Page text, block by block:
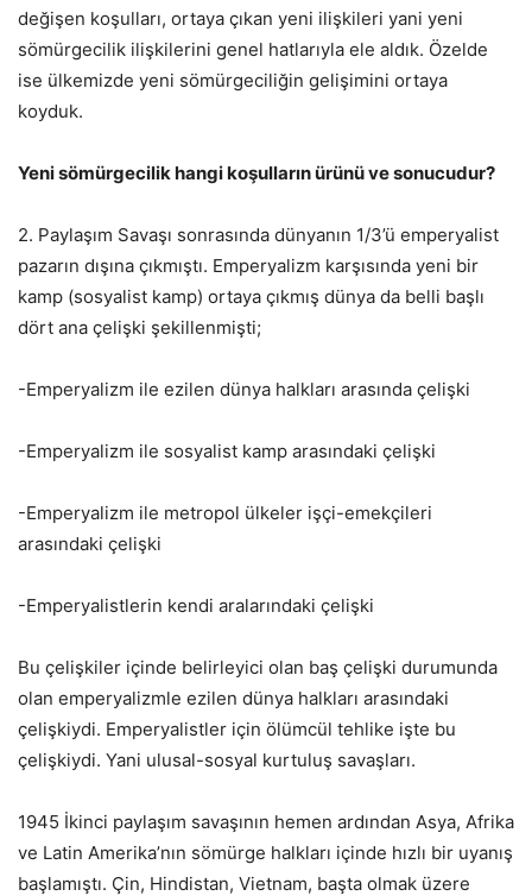
değişen koşulları, ortaya çıkan yeni ilişkileri yani yeni
sömürgecilik ilişkilerini genel hatlarıyla ele aldık. Özelde
ise ülkemizde yeni sömürgeciliğin gelişimini ortaya
koyduk.
Yeni sömürgecilik hangi koşulların ürünü ve sonucudur?
2. Paylaşım Savaşı sonrasında dünyanın 1/3’ü emperyalist
pazarın dışına çıkmıştı. Emperyalizm karşısında yeni bir
kamp (sosyalist kamp) ortaya çıkmış dünya da belli başlı
dört ana çelişki şekillenmişti;
-Emperyalizm ile ezilen dünya halkları arasında çelişki
-Emperyalizm ile sosyalist kamp arasındaki çelişki
-Emperyalizm ile metropol ülkeler işçi-emekçileri
arasındaki çelişki
-Emperyalistlerin kendi aralarındaki çelişki
Bu çelişkiler içinde belirleyici olan baş çelişki durumunda
olan emperyalizmle ezilen dünya halkları arasındaki
çelişkiydi. Emperyalistler için ölümcül tehlike işte bu
çelişkiydi. Yani ulusal-sosyal kurtuluş savaşları.
1945 İkinci paylaşım savaşının hemen ardından Asya, Afrika
ve Latin Amerika’nın sömürge halkları içinde hızlı bir uyanış
başlamıştı. Çin, Hindistan, Vietnam, başta olmak üzere